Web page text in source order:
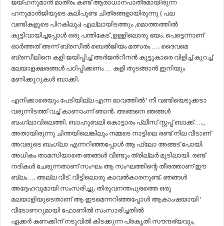
ജയ്ഹനുമാൻ മാത്രം കണ്ട് ആരാധാനപാത്രമായിരുന്ന
ഹനുമാൻജിയുടെ കലിപൂണ്ട ചിത്രങ്ങളായിരുന്നു ( പല
വണ്ടികളുടെ പിറകിലും) എല്ലായിടത്തും ,മൊത്തത്തിൽ
കൂട്ടിവായിച്ചപ്പോൾ ഒരു പന്തികേട് ,ഉള്ളിലൊരു ഭയം. പെട്ടെന്നാണ്
ഓർത്തത് അന്ന് ബ്രസീൽ ബെൽജിയം മത്സരം …. ദൈവമെ
ബ്രസീലിനെ കളി ജയിപ്പിച്ച് അർജൻറീനൻ കൂട്ടുകാരെ വിളിച്ച് കുറച്ച്
മലയാളക്ഷരങ്ങൾ പഠിപ്പിക്കണം … കളി തുടങ്ങാൻ ഇനിയും
മണിക്കൂറുകൾ ബാക്കി.
എനിക്കാരെയും പേടിയില്ല എന്ന ഭാവത്തിൽ ‘ നീ വണ്ടിയെടുക്കടാ
വരുന്നിടത്ത് വച്ച് കാണാംന്ന് ഞാൻ. അങ്ങനെ ഞങ്ങൾ
ബംഗ്ലാവിലെത്തി. ബാഹുബലി കൊട്ടാരം പ്ലീസ് സ്റ്റപ്പ് ബാക്ക്…..,
അതായിരുന്നു ചിന്തയിലെങ്കിലും നമ്മടെ നാട്ടിലെ രണ്ട് നില വീടാണ്
അവരുടെ ബംഗ്ലാ എന്നറിഞ്ഞപ്പോൾ ആ ഫ്ലോ അങ്ങട് പോയി.
അധികം താമസിയാതെ ഞങ്ങൾ വീണ്ടും ത്രില്ലർ മൂടിലായി. രണ്ട്
നദികൾ ചേരുന്നതാണ് സംഘം ആ സംഘത്തിന്റെ തീരത്താണ് ഈ
ബ്ലം…. അല്ല വീട്. വീട്ടിലൊരു കാവൽകാരനുണ്ട്. ഞങ്ങൾ
അദ്ദേഹവുമായി സംസരിച്ചു. തിരുവനന്തപുരത്തെ ഒരു
മലയാളിയുടെതാണ് ആ ഇടമെന്നറിഞ്ഞപ്പോൾ ആകാംഷയായി ‘
വീടോണറുമായി ഫോണിൽ സംസാരിച്ചതിൽ
ഏക്കർ കണക്കിന് നടുവിൽ കിടക്കുന്ന പ്രകൃതി സൗന്ദര്യവും,